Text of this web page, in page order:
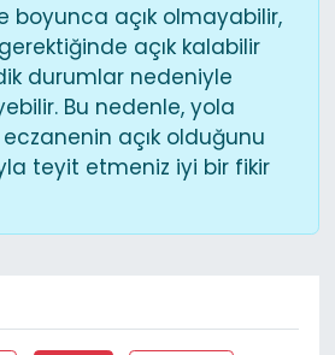
boyunca açık olmayabilir,
açık kalabilir
durumlar nedeniyle
Bu nedenle, yola
açık olduğunu
teyit etmeniz iyi bir fikir